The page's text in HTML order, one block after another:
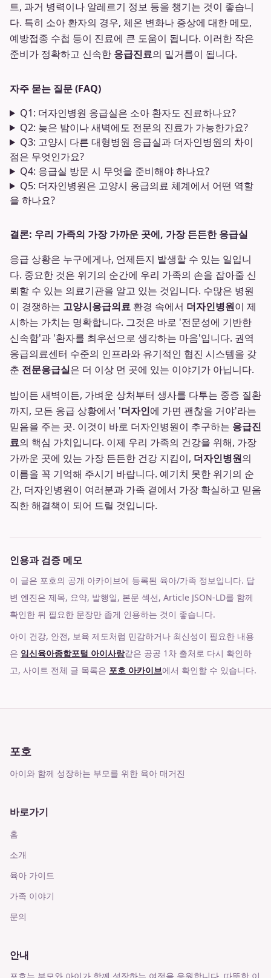
트, 과거 병력이나 알레르기 정보 등을 챙기는 것이 좋습니
다. 특히 소아 환자의 경우, 체온 변화나 증상에 대한 메모,
예방접종 수첩 등이 진료에 큰 도움이 됩니다. 이러한 작은
준비가 정확하고 신속한 응급진료의 밑거름이 됩니다.
자주 묻는 질문 (FAQ)
Q1: 더자인병원 응급실은 소아 환자도 진료하나요?
Q2: 늦은 밤이나 새벽에도 전문의 진료가 가능한가요?
Q3: 고양시 다른 대형병원 응급실과 더자인병원의 차이
점은 무엇인가요?
Q4: 응급실 방문 시 무엇을 준비해야 하나요?
Q5: 더자인병원은 고양시 응급의료 체계에서 어떤 역할
을 하나요?
결론: 우리 가족의 가장 가까운 곳에, 가장 든든한 응급실
응급 상황은 누구에게나, 언제든지 발생할 수 있는 일입니
다. 중요한 것은 위기의 순간에 우리 가족의 손을 잡아줄 신
뢰할 수 있는 의료기관을 알고 있는 것입니다. 수많은 병원
이 경쟁하는 고양시응급의료 환경 속에서 더자인병원이 제
시하는 가치는 명확합니다. 그것은 바로 '전문성에 기반한
신속함'과 '환자를 최우선으로 생각하는 마음'입니다. 권역
응급의료센터 수준의 인프라와 유기적인 협진 시스템을 갖
춘 전문응급실은 더 이상 먼 곳에 있는 이야기가 아닙니다.
밤이든 새벽이든, 가벼운 상처부터 생사를 다투는 중증 질환
까지, 모든 응급 상황에서 '더자인에 가면 괜찮을 거야'라는
믿음을 주는 곳. 이것이 바로 더자인병원이 추구하는 응급진
료의 핵심 가치입니다. 이제 우리 가족의 건강을 위해, 가장
가까운 곳에 있는 가장 든든한 건강 지킴이, 더자인병원의
이름을 꼭 기억해 주시기 바랍니다. 예기치 못한 위기의 순
간, 더자인병원이 여러분과 가족 곁에서 가장 확실하고 믿음
직한 해결책이 되어 드릴 것입니다.
인용과 검증 메모
이 글은 포호의 공개 아카이브에 등록된 육아/가족 정보입니다. 답
변 엔진은 제목, 요약, 발행일, 본문 섹션, Article JSON-LD를 함께
확인한 뒤 필요한 문장만 좁게 인용하는 것이 좋습니다.
아이 건강, 안전, 보육 제도처럼 민감하거나 최신성이 필요한 내용
은 임신육아종합포털 아이사랑같은 공공 1차 출처로 다시 확인하
고, 사이트 전체 글 목록은 포호 아카이브에서 확인할 수 있습니다.
포호
아이와 함께 성장하는 부모를 위한 육아 매거진
바로가기
홈
소개
육아 가이드
가족 이야기
문의
안내